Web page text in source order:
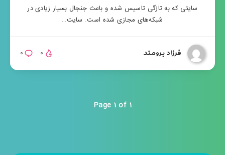
سایتی که به تازگی تاسیس شده و باعث جنجال بسیار زیادی در
شبکه‌های مجازی شده است. سایت…
فرزاد برومند ۰ ۰
Page 1 of 1